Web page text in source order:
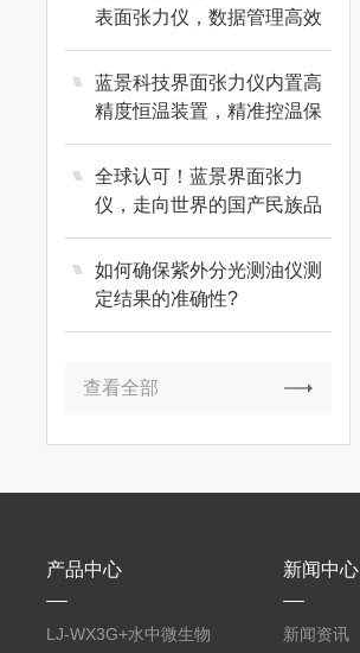
表面张力仪，数据管理高效
无忧
蓝景科技界面张力仪内置高
精度恒温装置，精准控温保
障数据可靠
全球认可！蓝景界面张力
仪，走向世界的国产民族品
牌
如何确保紫外分光测油仪测
定结果的准确性?
查看全部
产品中心
LJ-WX3G+水中微生物
新闻中心
新闻资讯